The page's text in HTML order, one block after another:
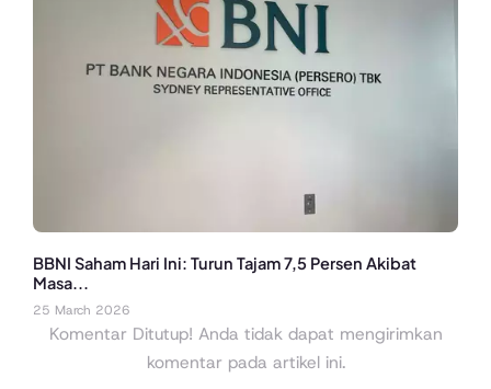
BBNI Saham Hari Ini: Turun Tajam 7,5 Persen Akibat
Masa...
25 March 2026
Komentar Ditutup! Anda tidak dapat mengirimkan
komentar pada artikel ini.